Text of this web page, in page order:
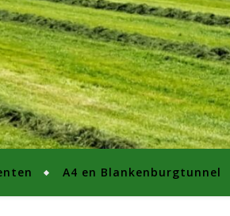
A4 en Blankenburgtunnel